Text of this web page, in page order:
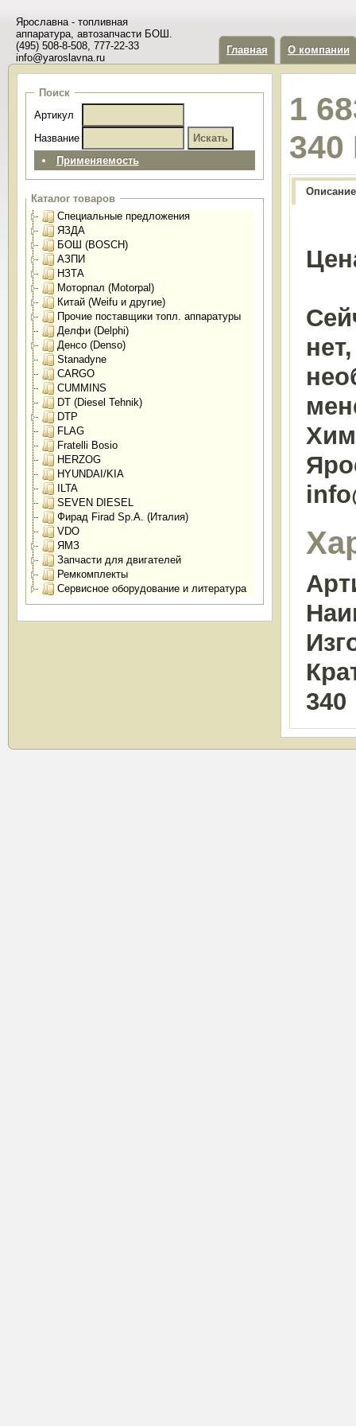
Ярославна - топливная
аппаратура, автозапчасти БОШ.
(495) 508-8-508, 777-22-33
info@yaroslavna.ru
Главная О компании
Поиск
Артикул
Название
Применяемость
Каталог товаров
Специальные предложения
ЯЗДА
БОШ (BOSCH)
АЗПИ
НЗТА
Моторпал (Motorpal)
Китай (Weifu и другие)
Прочие поставщики топл. аппаратуры
Делфи (Delphi)
Денсо (Denso)
Stanadyne
CARGO
CUMMINS
DT (Diesel Tehnik)
DTP
FLAG
Fratelli Bosio
HERZOG
HYUNDAI/KIA
ILTA
SEVEN DIESEL
Фирад Firad Sp.A. (Италия)
VDO
ЯМЗ
Запчасти для двигателей
Ремкомплекты
Сервисное оборудование и литература
1
340
Описание
340